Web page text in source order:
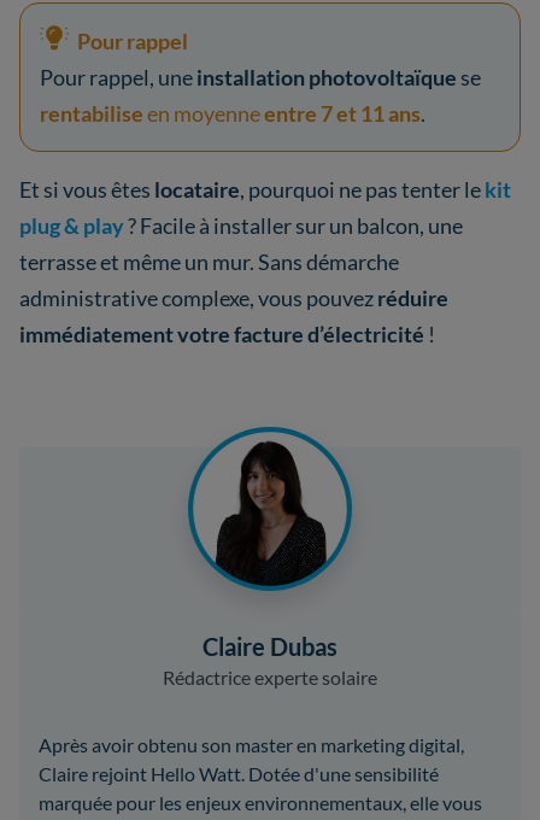
Pour rappel
Pour rappel, uneinstallation photovoltaïque se
rentabiliseen moyenneentre 7 et 11 ans.
Et si vous êtes locataire, pourquoi ne pas tenter lekit
plug & play? Facile à installer sur un balcon, une
terrasse et même un mur. Sans démarche
administrative complexe, vous pouvezréduire
immédiatement votre facture d’électricité !
Claire Dubas
Rédactrice experte solaire
Après avoir obtenu son master en marketing digital,
Claire rejoint Hello Watt. Dotée d'une sensibilité
marquée pour les enjeux environnementaux, elle vous